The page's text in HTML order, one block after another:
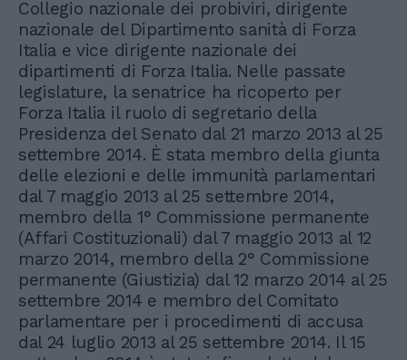
Collegio nazionale dei probiviri, dirigente
nazionale del Dipartimento sanità di Forza
Italia e vice dirigente nazionale dei
dipartimenti di Forza Italia. Nelle passate
legislature, la senatrice ha ricoperto per
Forza Italia il ruolo di segretario della
Presidenza del Senato dal 21 marzo 2013 al 25
settembre 2014. È stata membro della giunta
delle elezioni e delle immunità parlamentari
dal 7 maggio 2013 al 25 settembre 2014,
membro della 1° Commissione permanente
(Affari Costituzionali) dal 7 maggio 2013 al 12
marzo 2014, membro della 2° Commissione
permanente (Giustizia) dal 12 marzo 2014 al 25
settembre 2014 e membro del Comitato
parlamentare per i procedimenti di accusa
dal 24 luglio 2013 al 25 settembre 2014. Il 15